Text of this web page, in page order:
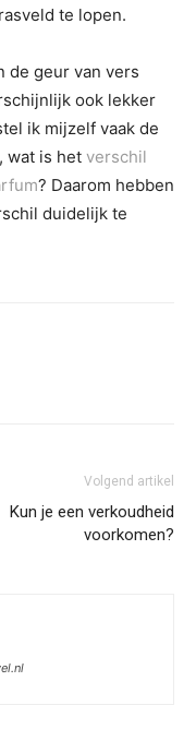
te lopen.
de geur van vers
ook lekker
ik mijzelf vaak de
wat is het verschil
? Daarom hebben
duidelijk te
Volgend artikel
Kun je een verkoudheid
voorkomen?